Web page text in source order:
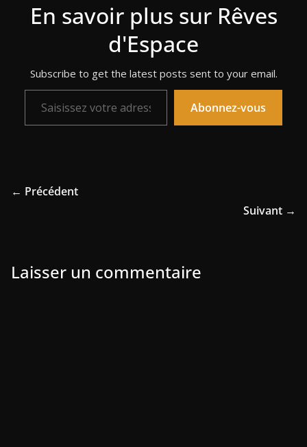
En savoir plus sur Rêves
d'Espace
Subscribe to get the latest posts sent to your email.
Saisissez votre adresse e-mail…
Abonnez-vous
← Précédent
Suivant →
Laisser un commentaire